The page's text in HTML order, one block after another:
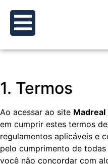
1. Termos
Ao acessar ao site
em cumprir estes termos
regulamentos aplicáveis e
pelo cumprimento de
você não concordar com